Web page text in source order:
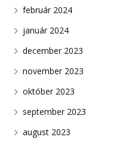
február 2024
január 2024
december 2023
november 2023
október 2023
september 2023
august 2023